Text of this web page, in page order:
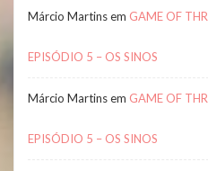
Márcio Martinsem GAME OF
EPISÓDIO 5 – OS SINOS
Márcio Martinsem GAME OF
EPISÓDIO 5 – OS SINOS